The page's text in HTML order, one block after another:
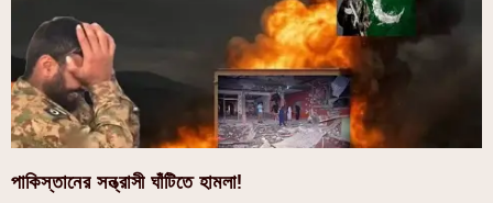
পাকিস্তানের সন্ত্রাসী ঘাঁটিতে হামলা!